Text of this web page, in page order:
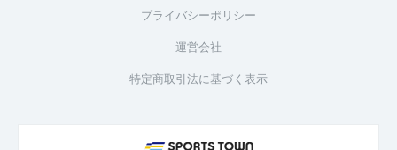
プライバシーポリシー
運営会社
特定商取引法に基づく表示